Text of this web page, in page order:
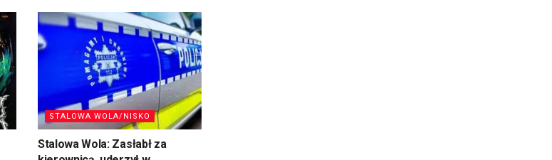
STALOWA WOLA/NISKO
Stalowa Wola: Zasłabł za